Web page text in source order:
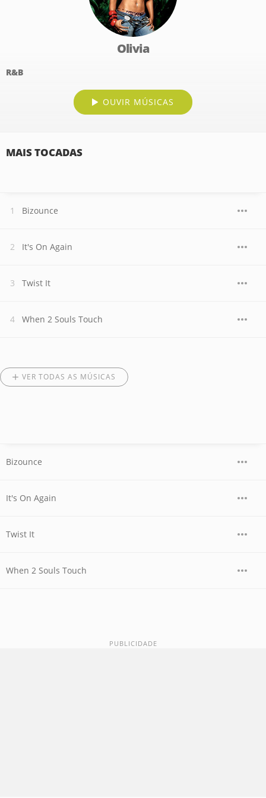
Olivia
R&B
OUVIR MÚSICAS
MAIS TOCADAS
Bizounce
It's On Again
Twist It
When 2 Souls Touch
VER TODAS AS MÚSICAS
Bizounce
It's On Again
Twist It
When 2 Souls Touch